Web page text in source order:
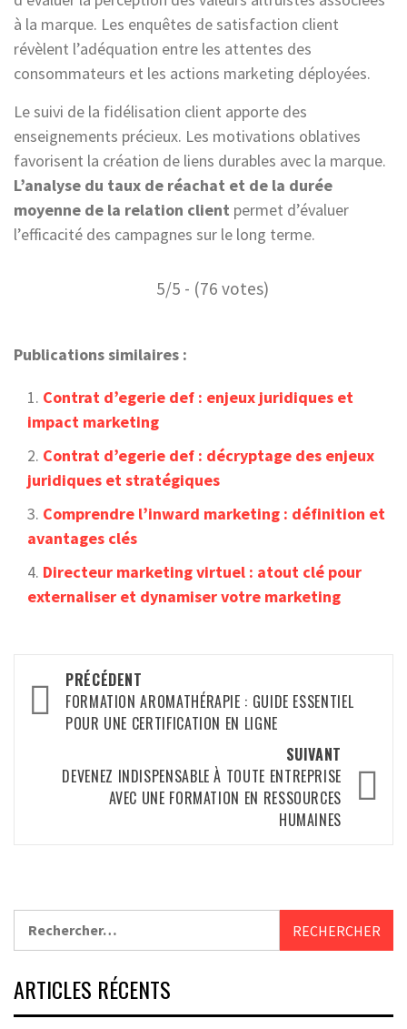
à la marque. Les enquêtes de satisfaction client
révèlent l’adéquation entre les attentes des
consommateurs et les actions marketing déployées.
Le suivi de la fidélisation client apporte des
enseignements précieux. Les motivations oblatives
favorisent la création de liens durables avec la marque.
L’analyse du taux de réachat et de la durée
moyenne de la relation client permet d’évaluer
l’efficacité des campagnes sur le long terme.
5/5 - (76 votes)
Publications similaires :
Contrat d’egerie def : enjeux juridiques et
impact marketing
Contrat d’egerie def : décryptage des enjeux
juridiques et stratégiques
Comprendre l’inward marketing : définition et
avantages clés
Directeur marketing virtuel : atout clé pour
externaliser et dynamiser votre marketing
Navigation
d’article
PRÉCÉDENT
FORMATION AROMATHÉRAPIE : GUIDE ESSENTIEL
POUR UNE CERTIFICATION EN LIGNE
SUIVANT
DEVENEZ INDISPENSABLE À TOUTE ENTREPRISE
AVEC UNE FORMATION EN RESSOURCES
HUMAINES
ARTICLES RÉCENTS